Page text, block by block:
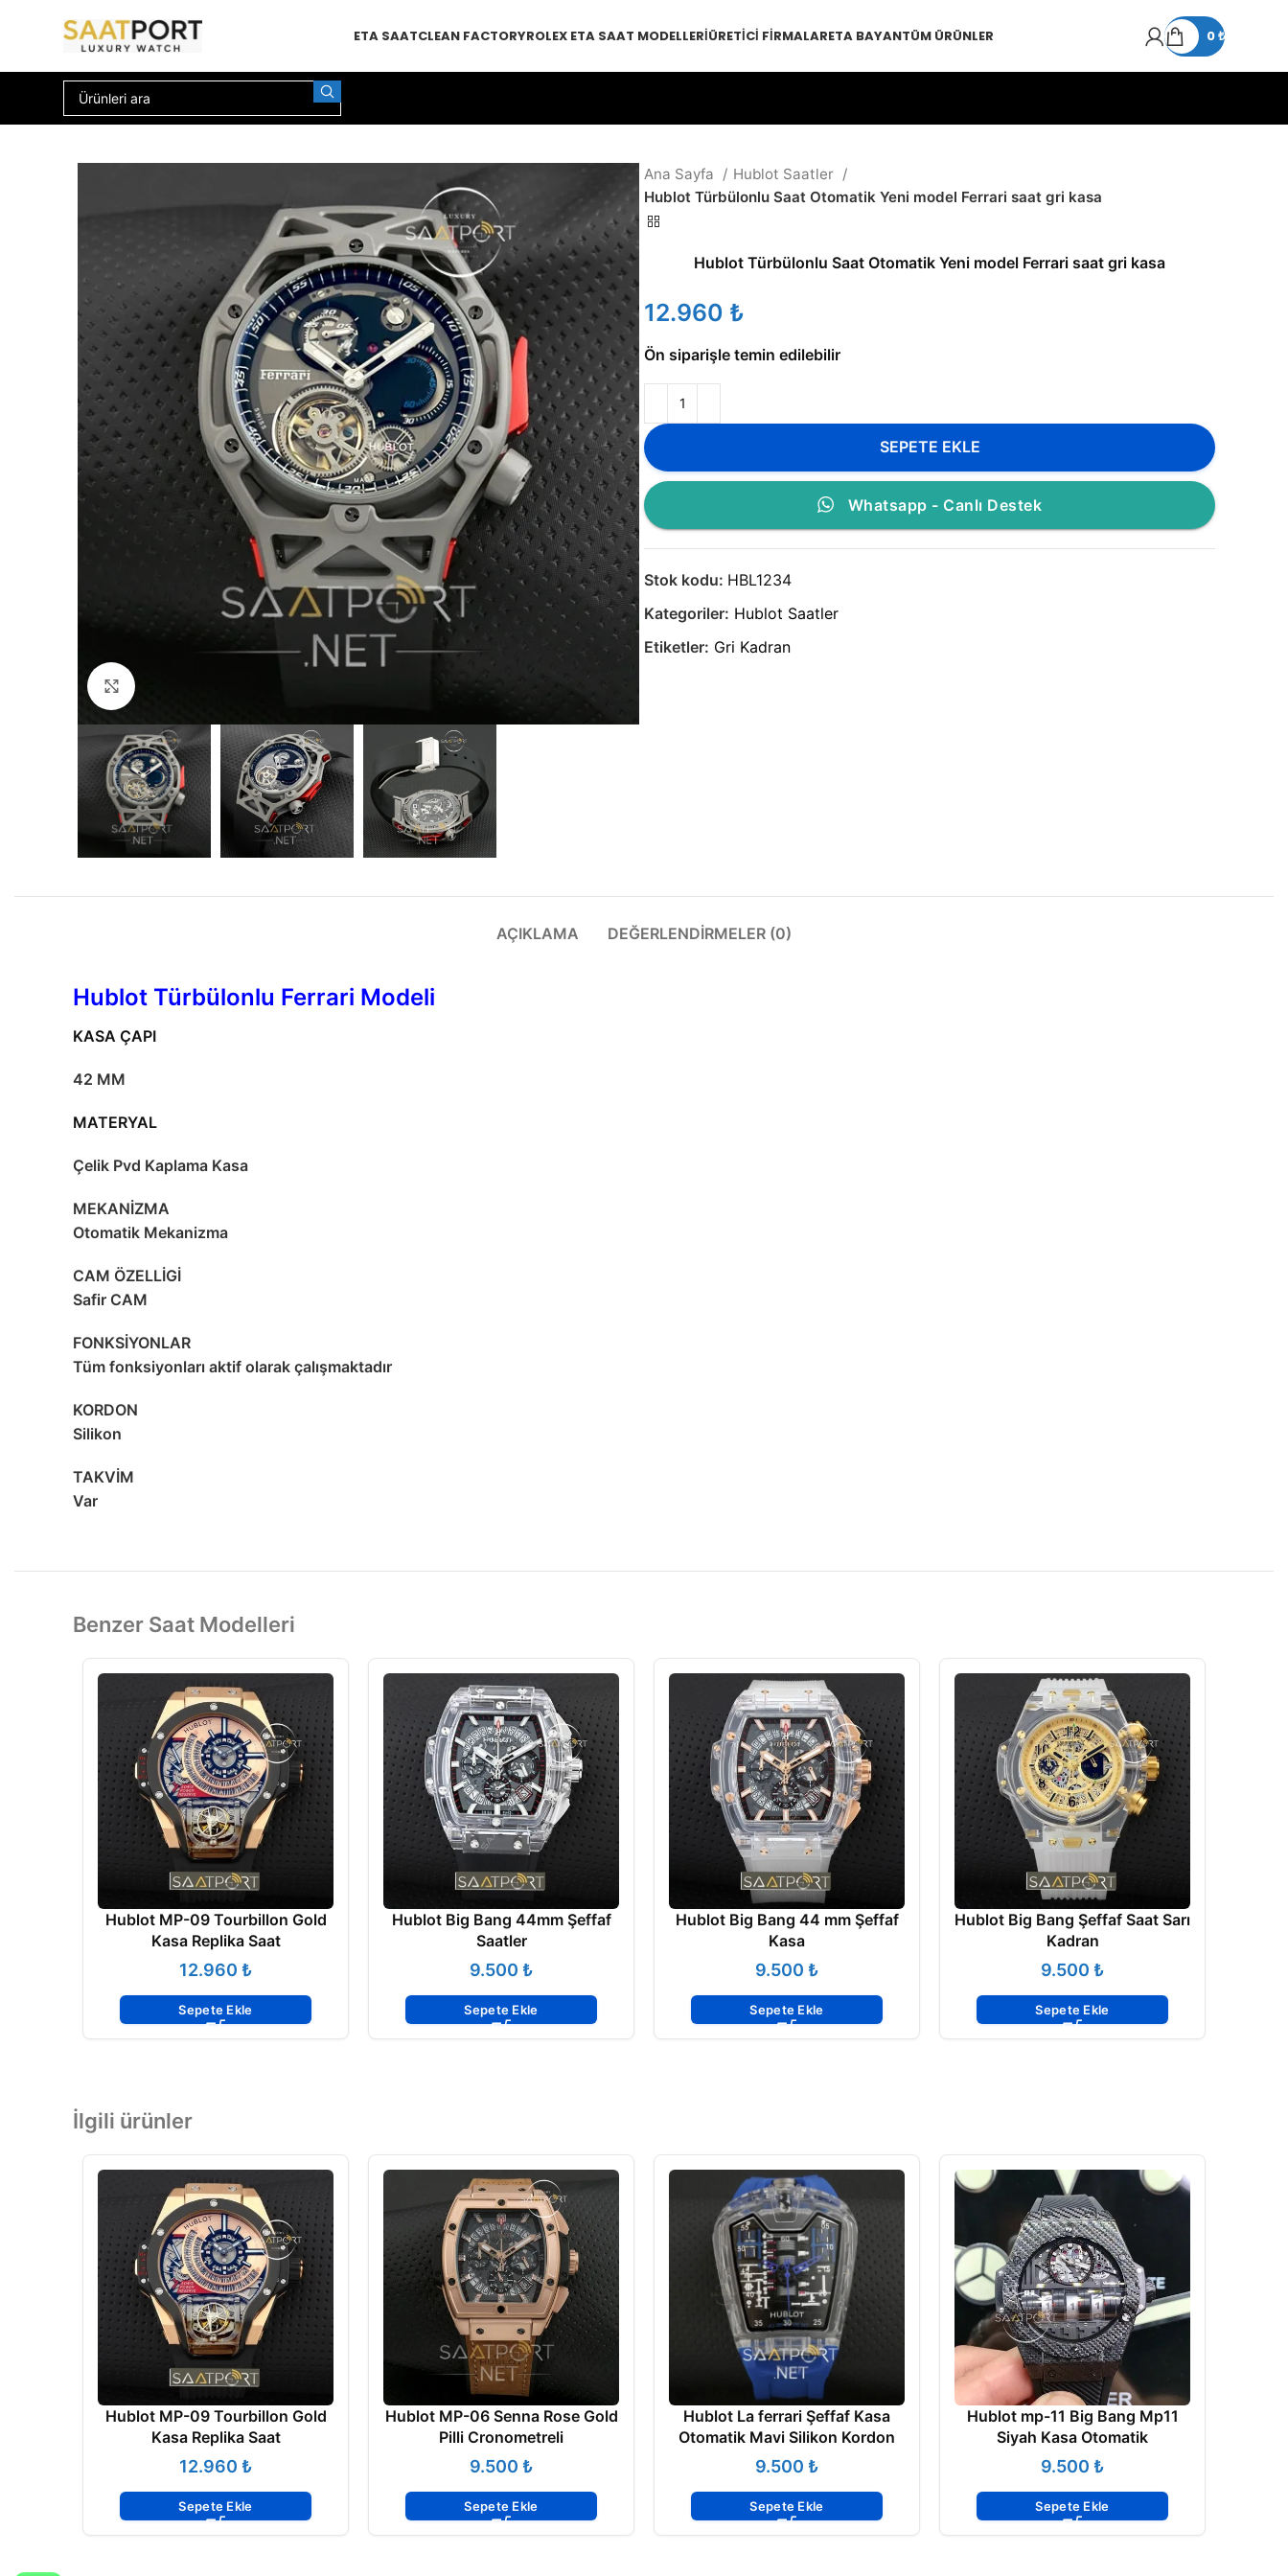
ETA SAATCLEAN FACTORYROLEX ETA SAAT MODELLERIÜRETICI FIRMALARETA BAYANTÜM ÜRÜNLER 0₺
Ana Sayfa
Hublot Saatler
Hublot Türbülonlu Saat Otomatik Yeni model Ferrari saat gri kasa
Hublot Türbülonlu Saat Otomatik Yeni model Ferrari saat gri kasa
₺
Ön siparişle temin edilebilir
SEPETE EKLE
Whatsapp - Canlı Destek
Stok kodu: HBL1234
Kategoriler: Hublot Saatler
Etiketler: Gri Kadran
AÇIKLAMA DEĞERLENDIRMELER (0)
Hublot Türbülonlu Ferrari Modeli
KASA ÇAPI
42 MM
MATERYAL
Çelik Pvd Kaplama Kasa
MEKANİZMA
Otomatik Mekanizma
CAM ÖZELLİGİ
Safir CAM
FONKSİYONLAR
Tüm fonksiyonları aktif olarak çalışmaktadır
KORDON
Silikon
TAKVİM
Var
Benzer Saat Modelleri
Hublot MP-09 Tourbillon Gold
Kasa Replika Saat
₺
Sepete Ekle
Hublot Big Bang 44mm Şeffaf
Saatler
₺
Sepete Ekle
Hublot Big Bang 44 mm Şeffaf
Kasa
₺
Sepete Ekle
Hublot Big Bang Şeffaf Saat Sarı
Kadran
₺
Sepete Ekle
İlgili ürünler
Hublot MP-09 Tourbillon Gold
Kasa Replika Saat
₺
Sepete Ekle
Hublot MP-06 Senna Rose Gold
Pilli Cronometreli
₺
Sepete Ekle
Hublot La ferrari Şeffaf Kasa
Otomatik Mavi Silikon Kordon
₺
Sepete Ekle
Hublot mp-11 Big Bang Mp11
Siyah Kasa Otomatik
₺
Sepete Ekle